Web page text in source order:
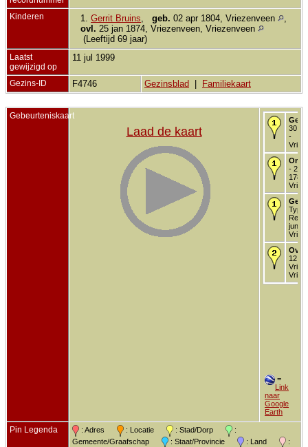
Kinderen 1. Gerrit Bruins geb. 02 apr 1804, Vriezenveen
ovl. 25 jan 1874, Vriezenveen, Vriezenveen
(Leeftijd 69 jaar)
Laatst
gewijzigd op
11 jul 1999
Gezins-ID F4746 Gezinsblad Familiekaart
Gebeurteniskaart
Laad de kaart
30
-
- 29
1785
jun
12
=
Link
naar
Google
Earth
Pin Legenda : Adres : Locatie : Stad/Dorp
:
Gemeente/Graafschap
: Staat/Provincie : Land
: